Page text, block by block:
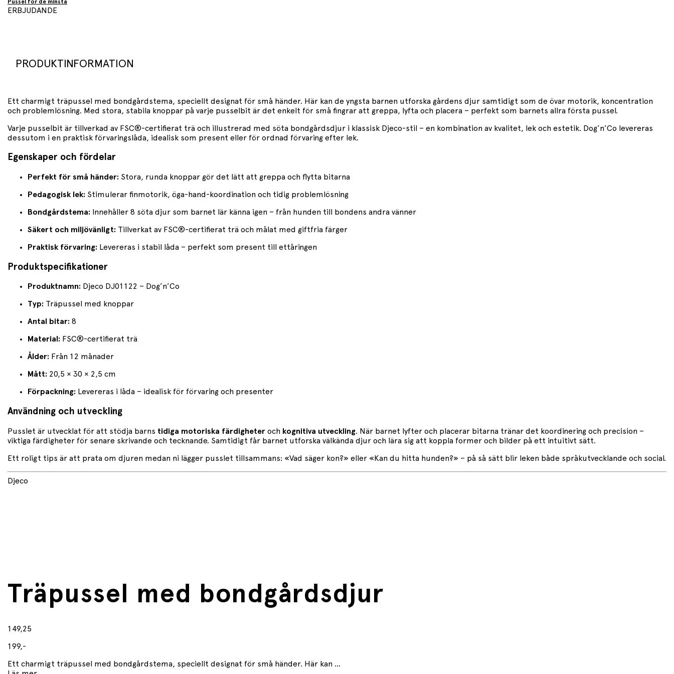
Pussel för de minsta
ERBJUDANDE
PRODUKTINFORMATION
Ett charmigt träpussel med bondgårdstema, speciellt designat för små händer. Här kan de yngsta barnen utforska gårdens djur samtidigt som de övar motorik, koncentration
och problemlösning. Med stora, stabila knoppar på varje pusselbit är det enkelt för små fingrar att greppa, lyfta och placera – perfekt som barnets allra första pussel.
Varje pusselbit är tillverkad av FSC®-certifierat trä och illustrerad med söta bondgårdsdjur i klassisk Djeco-stil – en kombination av kvalitet, lek och estetik. Dog’n’Co levereras
dessutom i en praktisk förvaringslåda, idealisk som present eller för ordnad förvaring efter lek.
Egenskaper och fördelar
Perfekt för små händer: Stora, runda knoppar gör det lätt att greppa och flytta bitarna
Pedagogisk lek: Stimulerar finmotorik, öga-hand-koordination och tidig problemlösning
Bondgårdstema: Innehåller 8 söta djur som barnet lär känna igen – från hunden till bondens andra vänner
Säkert och miljövänligt: Tillverkat av FSC®-certifierat trä och målat med giftfria färger
Praktisk förvaring: Levereras i stabil låda – perfekt som present till ettåringen
Produktspecifikationer
Produktnamn: Djeco DJ01122 – Dog’n’Co
Typ: Träpussel med knoppar
Antal bitar: 8
Material: FSC®-certifierat trä
Ålder: Från 12 månader
Mått: 20,5 × 30 × 2,5 cm
Förpackning: Levereras i låda – idealisk för förvaring och presenter
Användning och utveckling
Pusslet är utvecklat för att stödja barns tidiga motoriska färdigheter och kognitiva utveckling. När barnet lyfter och placerar bitarna tränar det koordinering och precision –
viktiga färdigheter för senare skrivande och tecknande. Samtidigt får barnet utforska välkända djur och lära sig att koppla former och bilder på ett intuitivt sätt.
Ett roligt tips är att prata om djuren medan ni lägger pusslet tillsammans: «Vad säger kon?» eller «Kan du hitta hunden?» – på så sätt blir leken både språkutvecklande och social.
Djeco
Träpussel med bondgårdsdjur
149,25
199,-
Ett charmigt träpussel med bondgårdstema, speciellt designat för små händer. Här kan ...